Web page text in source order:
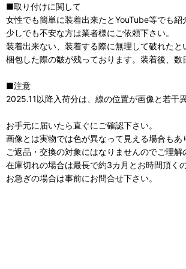
■取り付けに関して
女性でも簡単に装着出来たとYouTube等でも紹
少しでも不安な方は業者様にご依頼下さい。
装着出来ない、装着する際に無理して破れたと
梱包した際の皺が残っております。装着後、数
■注意
2025.11以降入荷分は、線の位置が画像と若干
お手元に届いたら直ぐにご確認下さい。
画像とは実物では色が異なって見える場合もあ
ご返品・交換の対象にはなりませんのでご理解
在庫切れの場合は最長で約3カ月とお時間頂く
お急ぎの場合は事前にお問合せ下さい。